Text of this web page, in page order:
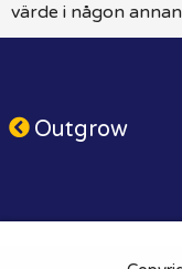
värde i någon
Outgrow